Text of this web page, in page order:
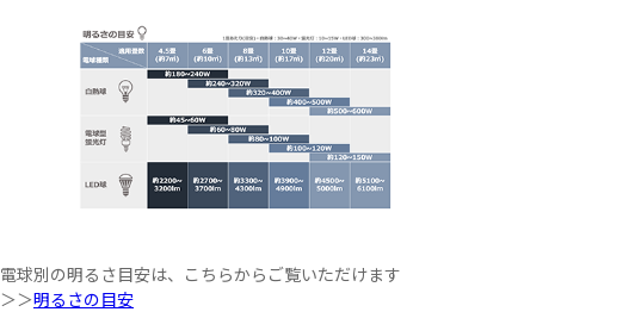
電球別の明るさ目安は、こちらからご覧いただけます
＞＞明るさの目安